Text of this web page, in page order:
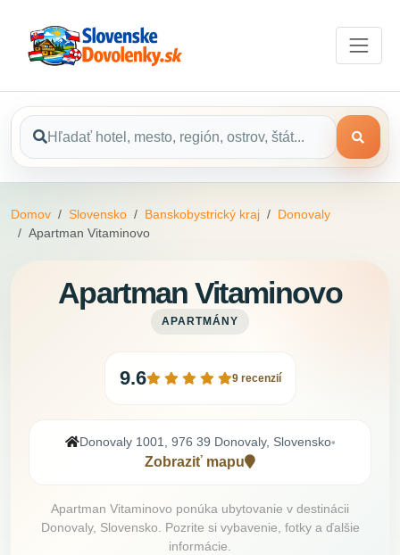
Domov Slovensko Banskobystrický kraj
Donovaly
Apartman Vitaminovo
Apartman Vitaminovo
APARTMÁNY
9.6 9 recenzií
Donovaly 1001, 976 39 Donovaly, Slovensko•
Zobraziť mapu
Apartman Vitaminovo ponúka ubytovanie v destinácii
Donovaly, Slovensko. Pozrite si vybavenie, fotky a ďalšie
informácie.